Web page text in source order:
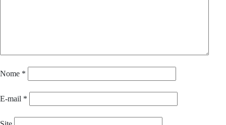
Nome *
E-mail *